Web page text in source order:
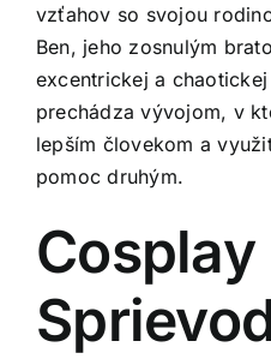
vzťahov so svojou
Ben, jeho zosnulým
excentrickej a
prechádza vývojom, v
lepším človekom a
pomoc druhým.
Cosplay